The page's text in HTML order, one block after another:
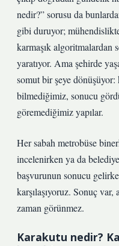
nedir?” sorusu da
gibi duruyor;
karmaşık
yaratıyor. Ama şehirde
somut bir şeye dönüşüyor:
bilmediğimiz, sonucu
göremediğimiz yapılar.
Her sabah metrobüse
incelenirken ya da
başvurunun sonucu
karşılaşıyoruz. Sonuç var,
zaman görünmez.
Karakutu nedir?